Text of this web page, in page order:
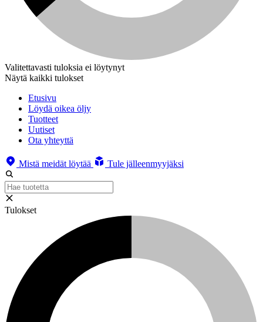
Valitettavasti tuloksia ei löytynyt
Näytä kaikki tulokset
Etusivu
Löydä oikea öljy
Tuotteet
Uutiset
Ota yhteyttä
Mistä meidät löytää Tule jälleenmyyjäksi
Tulokset